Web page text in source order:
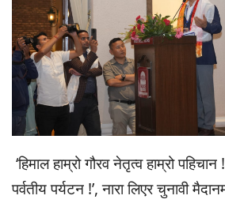
‘हिमाल हाम्रो गौरव नेतृत्व हाम्रो
पर्वतीय पर्यटन !’, नारा लिएर चुनावी